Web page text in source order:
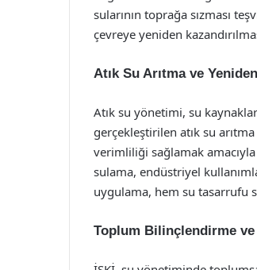
sularının toprağa sızması
çevreye yeniden
Atık Su Arıtma ve
Atık su yönetimi, su
gerçekleştirilen atık su
verimliliği sağlamak
sulama, endüstriyel
uygulama, hem su tasarrufu
Toplum Bilinçlendirme